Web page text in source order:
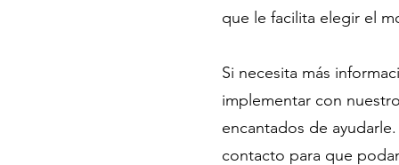
que le facilita elegir el
Si necesita más
implementar con
encantados de
contacto para que